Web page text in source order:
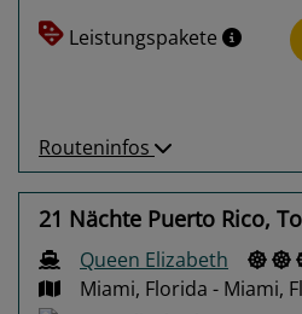
Leistungspakete
Routeninfos
21 Nächte Puerto Rico,
Queen Elizabeth
Miami, Florida - Miami,